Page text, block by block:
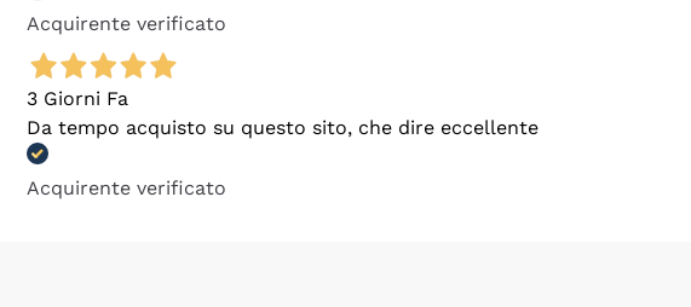
Acquirente verificato
3 Giorni Fa
Da tempo acquisto su questo sito, che dire eccellente
Acquirente verificato